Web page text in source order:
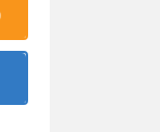
בחשד לביצוע
אפל, מיכאל